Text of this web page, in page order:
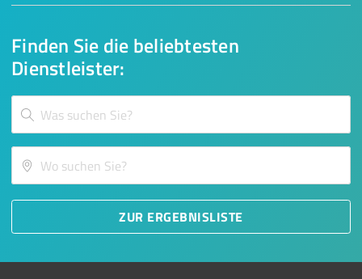
Finden Sie die beliebtesten
Dienstleister:
ZUR ERGEBNISLISTE